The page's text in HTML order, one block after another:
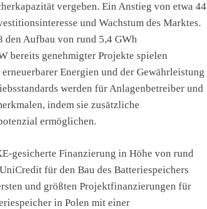
vergeben. Ein Anstieg von etwa 44
und Wachstum des Marktes.
Aufbau von rund 5,4 GWh
bereits genehmigter Projekte spielen
Energien und der Gewährleistung
werden für Anlagenbetreiber und
indem sie zusätzliche
ermöglichen.
gesicherte Finanzierung in Höhe von rund
für den Bau des Batteriespeichers
und größten Projektfinanzierungen für
in Polen mit einer